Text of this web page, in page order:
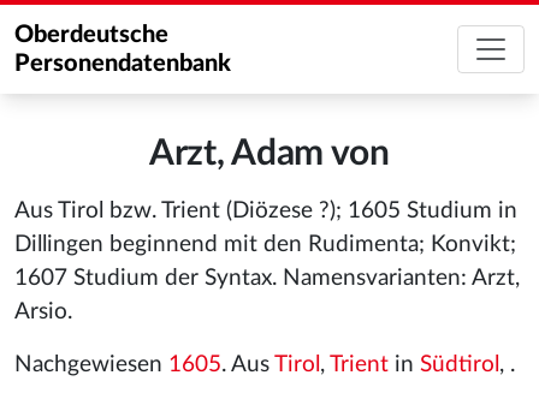
Oberdeutsche
Personendatenbank
Arzt, Adam von
Aus Tirol bzw. Trient (Diözese ?); 1605 Studium in
Dillingen beginnend mit den Rudimenta; Konvikt;
1607 Studium der Syntax. Namensvarianten: Arzt,
Arsio.
Nachgewiesen 1605. Aus Tirol , Trient in Südtirol , .